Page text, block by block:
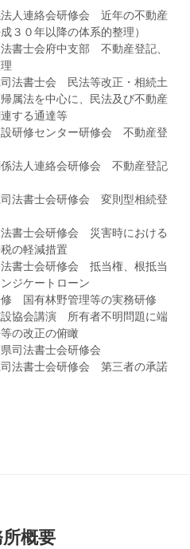
人連絡会研修会 近年の不動産
３０年以降の体系的整理）
書士会府中支部 不動産登記、
法書士会 民法等改正・相続土
属法を中心に、民法及び不動産
する通達等
研修センター研修会 不動産登
法人連絡会研修会 不動産登記
法書士会研修会 変則型相続登
書士会研修会 災害時における
の軽減措置
書士会研修会 抵当権、根抵当
ジケートローン
国有林野管理等の実務研修
協会講演 所有者不明問題に端
の改正の俯瞰
司法書士会研修会
法書士会研修会 第三者の承諾
概要